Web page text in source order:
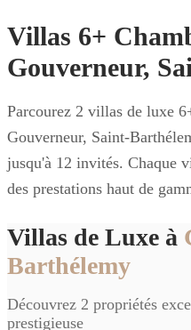
Villas 6+
Gouverneur,
Parcourez 2 villas de luxe
Gouverneur, Saint-
jusqu'à 12 invités. Chaque
des prestations haut de
Villas de Luxe à
Barthélemy
Découvrez 2 propriétés
prestigieuse